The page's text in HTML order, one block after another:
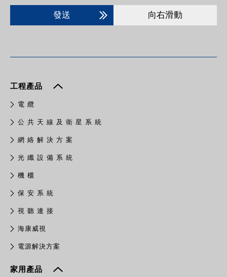
發送 向右滑動
工程產品
電 纜
公 共 天 線 及 衛 星 系 統
網 絡 解 決 方 案
光 纖 設 備 系 統
機 櫃
保 安 系 統
視 聽 連 接
​海康威視
電源解決方案
家用產品